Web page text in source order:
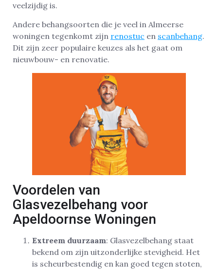
veelzijdig is.
Andere behangsoorten die je veel in Almeerse
woningen tegenkomt zijn renostuc en scanbehang.
Dit zijn zeer populaire keuzes als het gaat om
nieuwbouw- en renovatie.
Voordelen van
Glasvezelbehang voor
Apeldoornse Woningen
Extreem duurzaam: Glasvezelbehang staat
bekend om zijn uitzonderlijke stevigheid. Het
is scheurbestendig en kan goed tegen stoten,